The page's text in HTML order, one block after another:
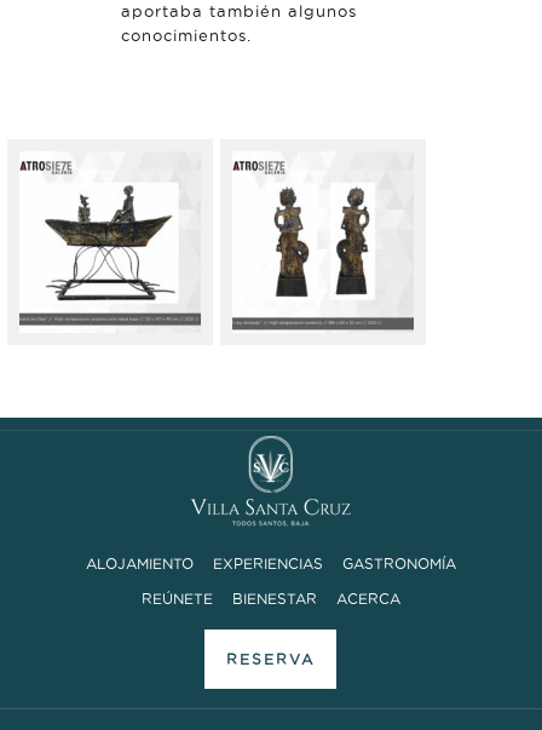
aportaba también algunos
conocimientos.
ALOJAMIENTO EXPERIENCIAS GASTRONOMÍA
REÚNETE BIENESTAR ACERCA
RESERVA